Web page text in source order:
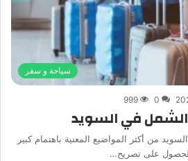
سياحة و سفر
0
999
في السويد
من أكثر المواضيع المعنية باهتمام كبير
على تصريح…